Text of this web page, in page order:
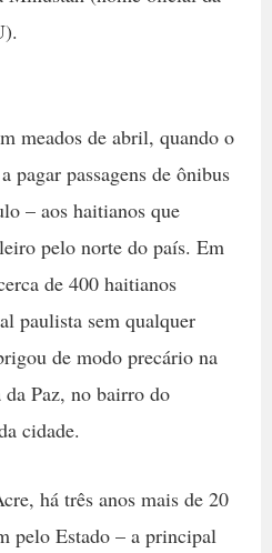
meados de abril, quando o
pagar passagens de ônibus
– aos haitianos que
pelo norte do país. Em
de 400 haitianos
paulista sem qualquer
de modo precário na
da Paz, no bairro do
cidade.
há três anos mais de 20
pelo Estado – a principal